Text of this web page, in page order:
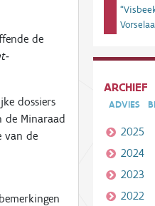
de
dossiers
de Minaraad
van de
ARCHIEF
ADVIES
2025
2024
2023
2022